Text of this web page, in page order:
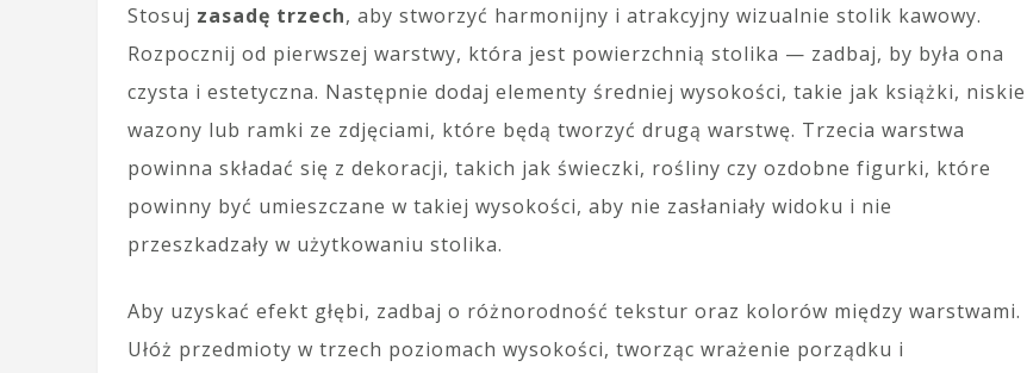
Stosuj zasadę trzech, aby stworzyć harmonijny i atrakcyjny wizualnie stolik kawowy.
Rozpocznij od pierwszej warstwy, która jest powierzchnią stolika — zadbaj, by była ona
czysta i estetyczna. Następnie dodaj elementy średniej wysokości, takie jak książki, niskie
wazony lub ramki ze zdjęciami, które będą tworzyć drugą warstwę. Trzecia warstwa
powinna składać się z dekoracji, takich jak świeczki, rośliny czy ozdobne figurki, które
powinny być umieszczane w takiej wysokości, aby nie zasłaniały widoku i nie
przeszkadzały w użytkowaniu stolika.
Aby uzyskać efekt głębi, zadbaj o różnorodność tekstur oraz kolorów między warstwami.
Ułóż przedmioty w trzech poziomach wysokości, tworząc wrażenie porządku i